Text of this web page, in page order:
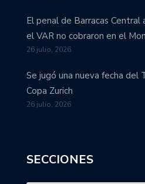
El penal de Barracas
el VAR no cobraron en el
26 julio, 2026
Se jugó una nueva fecha del
Copa Zurich
26 julio, 2026
SECCIONES